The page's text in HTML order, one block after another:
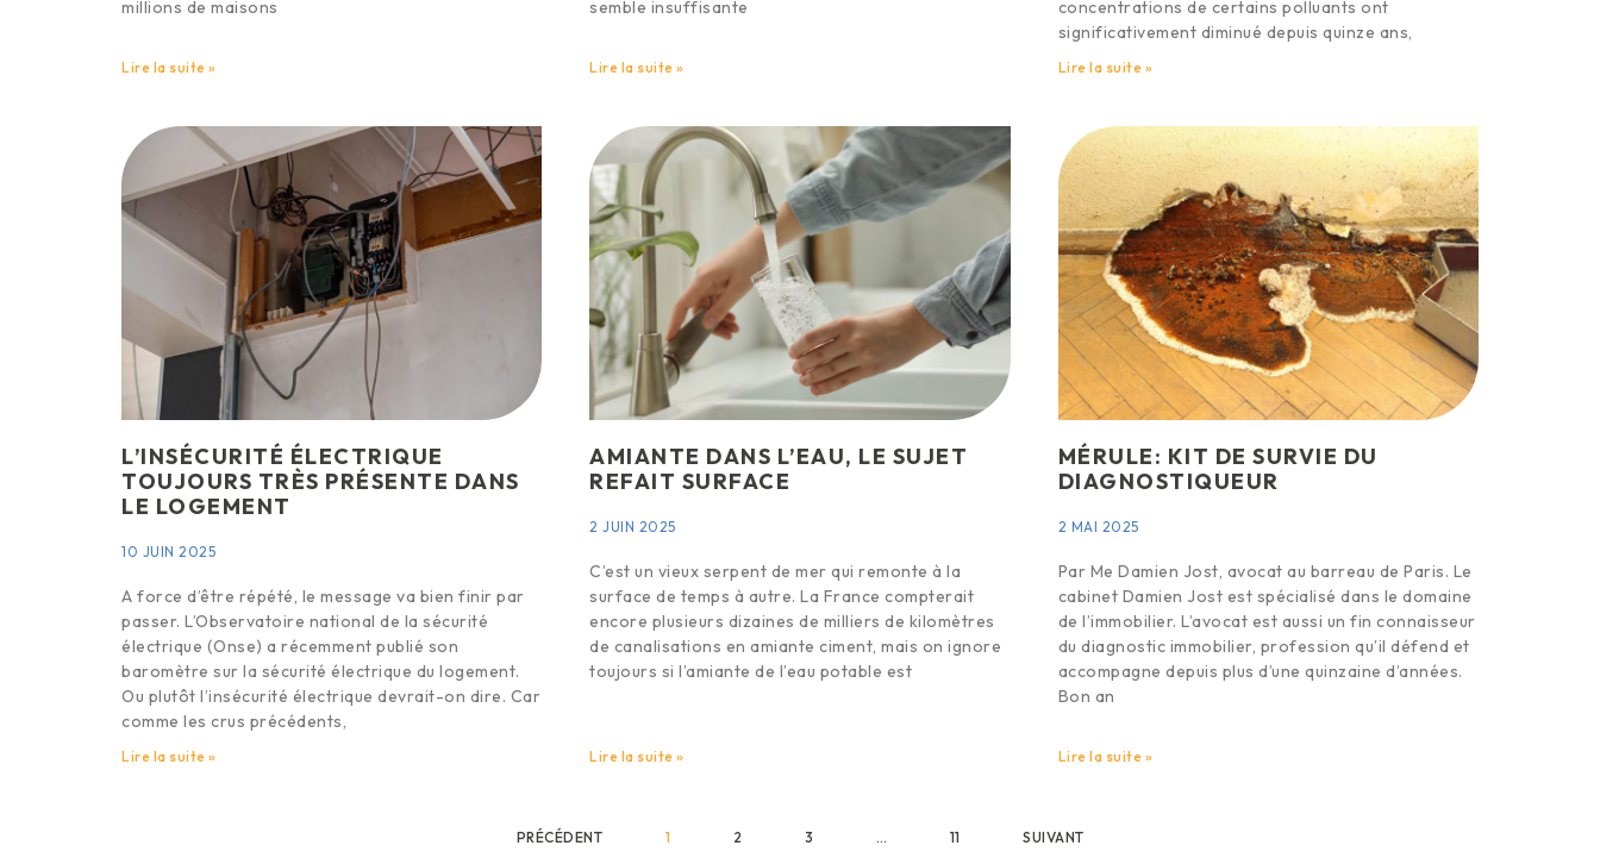
millions de maisons
Lire la suite »
semble insuffisante
Lire la suite »
concentrations de certains polluants ont
significativement diminué depuis quinze ans,
Lire la suite »
L’INSÉCURITÉ ÉLECTRIQUE
TOUJOURS TRÈS PRÉSENTE DANS
LE LOGEMENT
10 JUIN 2025
A force d’être répété, le message va bien finir par
passer. L’Observatoire national de la sécurité
électrique (Onse) a récemment publié son
baromètre sur la sécurité électrique du logement.
Ou plutôt l’insécurité électrique devrait-on dire. Car
comme les crus précédents,
Lire la suite »
AMIANTE DANS L’EAU, LE SUJET
REFAIT SURFACE
2 JUIN 2025
C’est un vieux serpent de mer qui remonte à la
surface de temps à autre. La France compterait
encore plusieurs dizaines de milliers de kilomètres
de canalisations en amiante ciment, mais on ignore
toujours si l’amiante de l’eau potable est
Lire la suite »
MÉRULE: KIT DE SURVIE DU
DIAGNOSTIQUEUR
2 MAI 2025
Par Me Damien Jost, avocat au barreau de Paris. Le
cabinet Damien Jost est spécialisé dans le domaine
de l’immobilier. L’avocat est aussi un fin connaisseur
du diagnostic immobilier, profession qu’il défend et
accompagne depuis plus d’une quinzaine d’années.
Bon an
Lire la suite »
PRÉCÉDENT 1 2 3 … 11 SUIVANT